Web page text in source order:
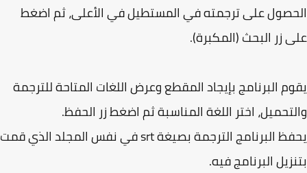
على ترجمته في المستطيل في الأعلى، ثم اضغط
زر البحث (المكبرة).
البرنامج بإيجاد المقطع وعرض اللغات المتاحة للترجمة
اختر اللغة المناسبة ثم اضغط زر الحفظ.
يحفظ البرنامج الترجمة بصيغة srt في نفس المجلد الذي قمت
البرنامج فيه.